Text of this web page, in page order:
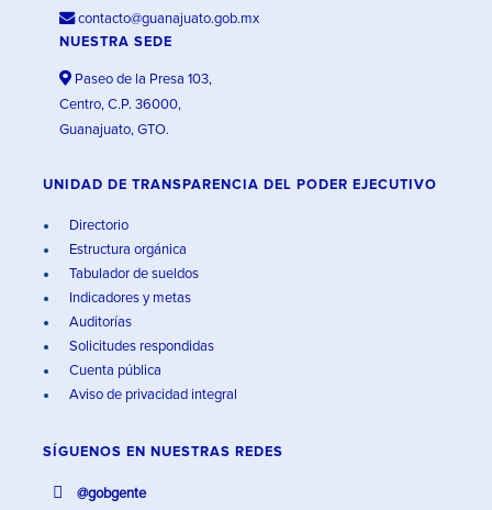
contacto@guanajuato.gob.mx
NUESTRA SEDE
Paseo de la Presa 103,
Centro, C.P. 36000,
Guanajuato, GTO.
UNIDAD DE TRANSPARENCIA DEL PODER EJECUTIVO
Directorio
Estructura orgánica
Tabulador de sueldos
Indicadores y metas
Auditorías
Solicitudes respondidas
Cuenta pública
Aviso de privacidad integral
SÍGUENOS EN NUESTRAS REDES
@gobgente